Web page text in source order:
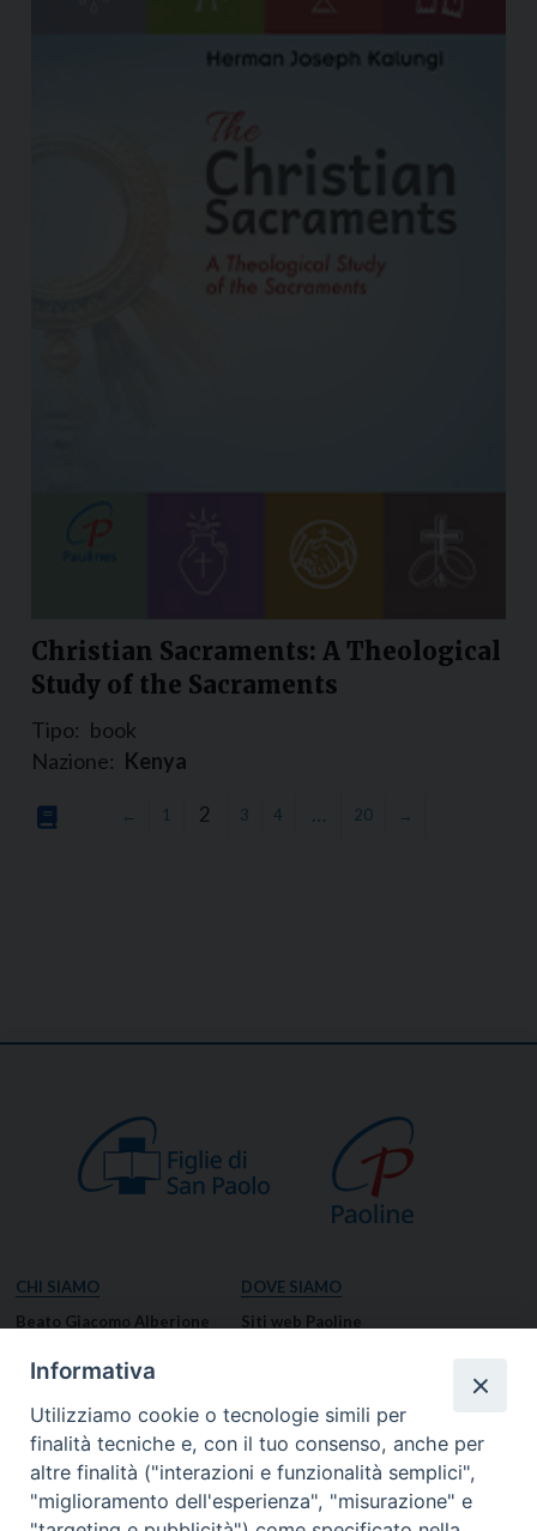
Christian Sacraments: A Theological
Study of the Sacraments
Tipo: book
Nazione: Kenya
← 1 2 3 4 … 20 →
CHI SIAMO
Beato Giacomo Alberione
Missione Paolina
Luoghi delle Origini
Governo Generale
DOVE SIAMO
Siti web Paoline
Notizie dal governo generale
Notizie in breve
RISORSE
Informativa
Utilizziamo cookie o tecnologie simili per
finalità tecniche e, con il tuo consenso, anche per
altre finalità ("interazioni e funzionalità semplici",
"miglioramento dell'esperienza", "misurazione" e